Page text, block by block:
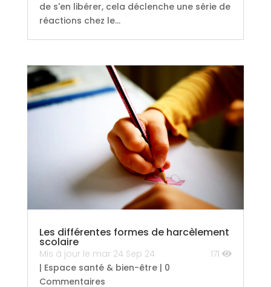
de s'en libérer, cela déclenche une série de
réactions chez le...
Les différentes formes de harcèlement
scolaire
Mis à jour le mar 24 Sep 24
171
| Espace santé & bien-être| 0
Commentaires